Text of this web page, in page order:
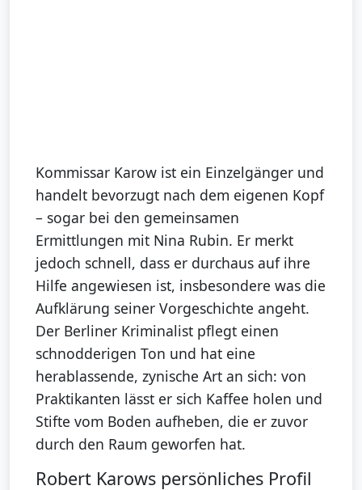
Kommissar Karow ist ein Einzelgänger und
handelt bevorzugt nach dem eigenen Kopf
– sogar bei den gemeinsamen
Ermittlungen mit Nina Rubin. Er merkt
jedoch schnell, dass er durchaus auf ihre
Hilfe angewiesen ist, insbesondere was die
Aufklärung seiner Vorgeschichte angeht.
Der Berliner Kriminalist pflegt einen
schnodderigen Ton und hat eine
herablassende, zynische Art an sich: von
Praktikanten lässt er sich Kaffee holen und
Stifte vom Boden aufheben, die er zuvor
durch den Raum geworfen hat.
Robert Karows persönliches Profil